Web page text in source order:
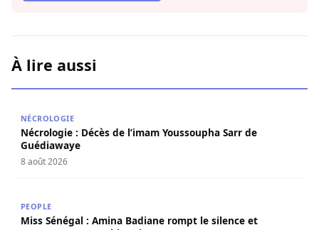
À lire aussi
NÉCROLOGIE
Nécrologie : Décès de l’imam Youssoupha Sarr de
Guédiawaye
8 août 2026
PEOPLE
Miss Sénégal : Amina Badiane rompt le silence et